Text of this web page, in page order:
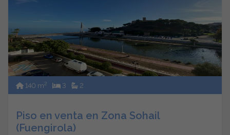
140 m2 3 2
Piso en venta en Zona Sohail
(Fuengirola)